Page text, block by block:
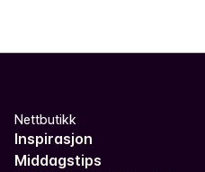
Nettbutikk
Inspirasjon
Middagstips